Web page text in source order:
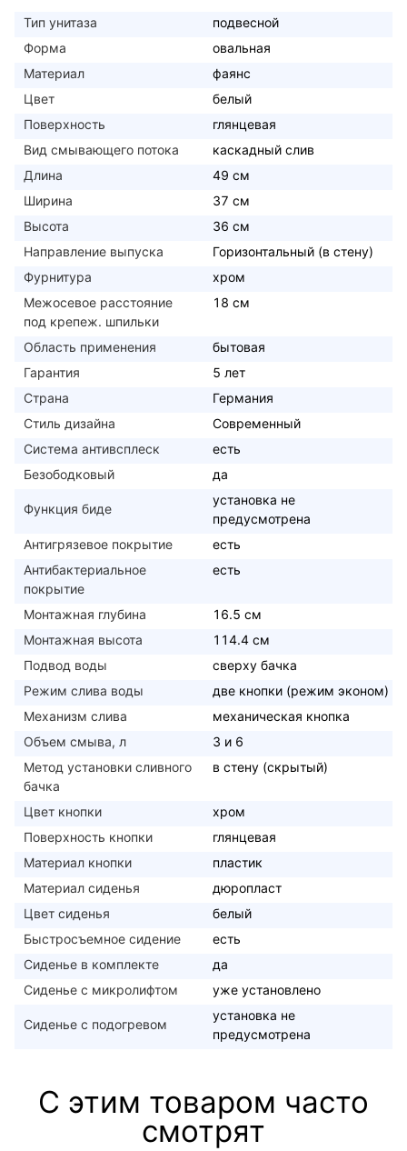
Тип унитаза
подвесной
Форма
овальная
Материал
фаянс
Цвет
белый
Поверхность
глянцевая
Вид смывающего потока
каскадный слив
Длина
49 см
Ширина
37 см
Высота
36 см
Направление выпуска
Горизонтальный (в стену)
Фурнитура
хром
Межосевое расстояние
под крепеж. шпильки
18 см
Область применения
бытовая
Гарантия
5 лет
Страна
Германия
Стиль дизайна
Современный
Система антивсплеск
есть
Безободковый
да
Функция биде
установка не
предусмотрена
Антигрязевое покрытие
есть
Антибактериальное
покрытие
есть
Монтажная глубина
16.5 см
Монтажная высота
114.4 см
Подвод воды
сверху бачка
Режим слива воды
две кнопки (режим эконом)
Механизм слива
механическая кнопка
Объем смыва, л
3 и 6
Метод установки сливного
бачка
в стену (скрытый)
Цвет кнопки
хром
Поверхность кнопки
глянцевая
Материал кнопки
пластик
Материал сиденья
дюропласт
Цвет сиденья
белый
Быстросъемное сидение
есть
Сиденье в комплекте
да
Сиденье с микролифтом
уже установлено
Сиденье с подогревом
установка не
предусмотрена
С этим товаром часто
смотрят